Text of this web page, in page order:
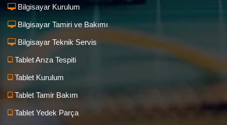
Bilgisayar Kurulum
Bilgisayar Tamiri ve Bakımı
Bilgisayar Teknik Servis
Tablet Arıza Tespiti
Tablet Kurulum
Tablet Tamir Bakım
Tablet Yedek Parça